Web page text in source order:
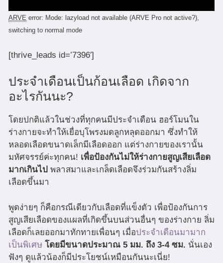
ARVE error: Mode: lazyload not available (ARVE Pro not active?),
switching to normal mode
[thrive_leads id=’7396′]
ประจำเดือนเป็นก้อนเลือด เกิดจาก
อะไรกันนะ?
โดยปกติแล้วในช่วงที่ทุกคนมีประจำเดือน ฮอร์โมนใน
ร่างกายจะทำให้เยื่อบุโพรงมดลูกหลุดออกมา ซึ่งทำให้
หลอดเลือดขนาดเล็กมีเลือดออก แต่ร่างกายของเรานั้น
มหัศจรรย์ค่ะทุกคน! เพื่อป้องกันไม่ให้ร่างกายสูญเสียเลือด
มากเกินไป พลาสมาและเกล็ดเลือดจึงร่วมกันสร้างลิ่ม
เลือดขึ้นมา
พูดง่ายๆ ก็คือกรณีเดียวกับเลือดที่แข็งตัว เพื่อป้องกันการ
สูญเสียเลือดของแผลที่เกิดขึ้นบนส่วนอื่นๆ ของร่างกาย ลิ่ม
เลือดก็เลยออกมาทักทายเพื่อนๆ เมื่อประจำเดือนมามาก
เป็นพิเศษ โดยมีขนาดประมาณ 5 มม. ถึง 3-4 ซม. นั่นเอง
ฟังๆ ดูแล้วน้องก็มีประโยชน์เหมือนกันนะเนี่ย!